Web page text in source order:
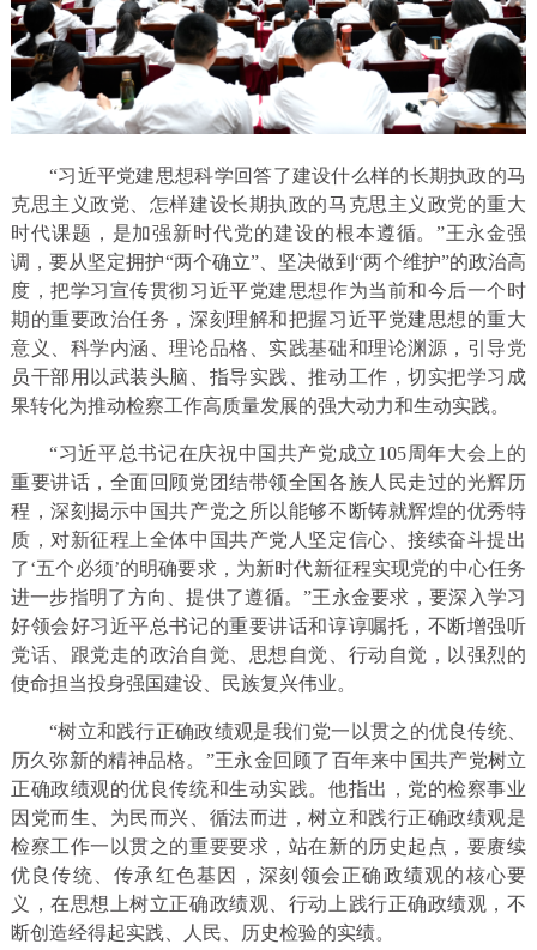
“习近平党建思想科学回答了建设什么样的长期执政的马
克思主义政党、怎样建设长期执政的马克思主义政党的重大
时代课题，是加强新时代党的建设的根本遵循。”王永金强
调，要从坚定拥护“两个确立”、坚决做到“两个维护”的政治高
度，把学习宣传贯彻习近平党建思想作为当前和今后一个时
期的重要政治任务，深刻理解和把握习近平党建思想的重大
意义、科学内涵、理论品格、实践基础和理论渊源，引导党
员干部用以武装头脑、指导实践、推动工作，切实把学习成
果转化为推动检察工作高质量发展的强大动力和生动实践。
“习近平总书记在庆祝中国共产党成立105周年大会上的
重要讲话，全面回顾党团结带领全国各族人民走过的光辉历
程，深刻揭示中国共产党之所以能够不断铸就辉煌的优秀特
质，对新征程上全体中国共产党人坚定信心、接续奋斗提出
了‘五个必须’的明确要求，为新时代新征程实现党的中心任务
进一步指明了方向、提供了遵循。”王永金要求，要深入学习
好领会好习近平总书记的重要讲话和谆谆嘱托，不断增强听
党话、跟党走的政治自觉、思想自觉、行动自觉，以强烈的
使命担当投身强国建设、民族复兴伟业。
“树立和践行正确政绩观是我们党一以贯之的优良传统、
历久弥新的精神品格。”王永金回顾了百年来中国共产党树立
正确政绩观的优良传统和生动实践。他指出，党的检察事业
因党而生、为民而兴、循法而进，树立和践行正确政绩观是
检察工作一以贯之的重要要求，站在新的历史起点，要赓续
优良传统、传承红色基因，深刻领会正确政绩观的核心要
义，在思想上树立正确政绩观、行动上践行正确政绩观，不
断创造经得起实践、人民、历史检验的实绩。